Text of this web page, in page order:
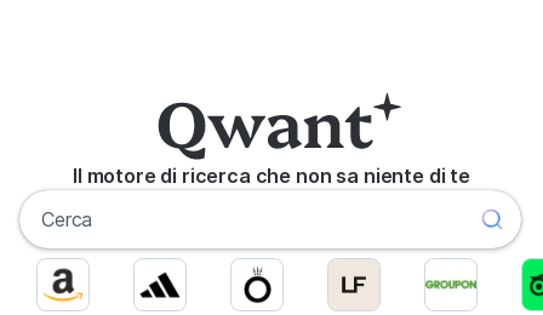
Il motore di ricerca che non sa niente di te